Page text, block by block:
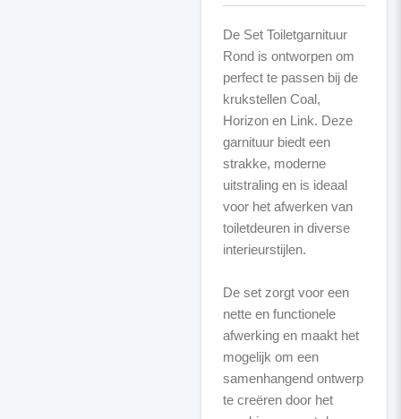
De Set Toiletgarnituur
Rond is ontworpen om
perfect te passen bij de
krukstellen Coal,
Horizon en Link. Deze
garnituur biedt een
strakke, moderne
uitstraling en is ideaal
voor het afwerken van
toiletdeuren in diverse
interieurstijlen.
De set zorgt voor een
nette en functionele
afwerking en maakt het
mogelijk om een
samenhangend ontwerp
te creëren door het